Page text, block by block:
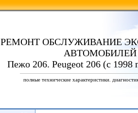
РЕМОНТ ОБСЛУЖИВАНИЕ
АВТОМОБИЛЕЙ
Пежо 206. Peugeot 206 (с 1998
полные технические характеристики.